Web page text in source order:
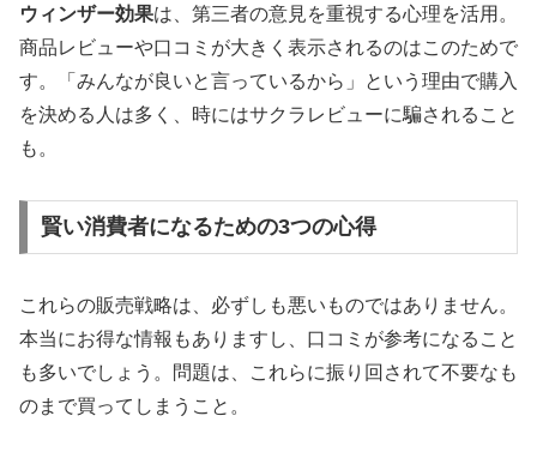
ウィンザー効果は、第三者の意見を重視する心理を活用。
商品レビューや口コミが大きく表示されるのはこのためで
す。「みんなが良いと言っているから」という理由で購入
を決める人は多く、時にはサクラレビューに騙されること
も。
賢い消費者になるための3つの心得
これらの販売戦略は、必ずしも悪いものではありません。
本当にお得な情報もありますし、口コミが参考になること
も多いでしょう。問題は、これらに振り回されて不要なも
のまで買ってしまうこと。